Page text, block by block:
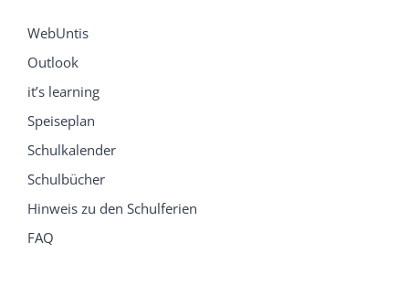
WebUntis
Outlook
it’s learning
Speiseplan
Schulkalender
Schulbücher
Hinweis zu den Schulferien
FAQ